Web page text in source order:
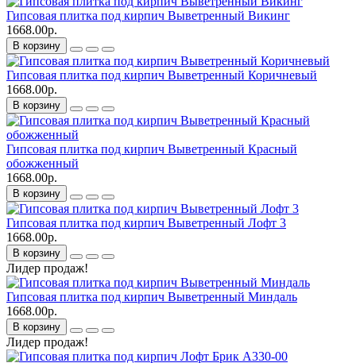
Гипсовая плитка под кирпич Выветренный Викинг
1668.00р.
В корзину
Гипсовая плитка под кирпич Выветренный Коричневый
1668.00р.
В корзину
Гипсовая плитка под кирпич Выветренный Красный
обожженный
1668.00р.
В корзину
Гипсовая плитка под кирпич Выветренный Лофт 3
1668.00р.
В корзину
Лидер продаж!
Гипсовая плитка под кирпич Выветренный Миндаль
1668.00р.
В корзину
Лидер продаж!